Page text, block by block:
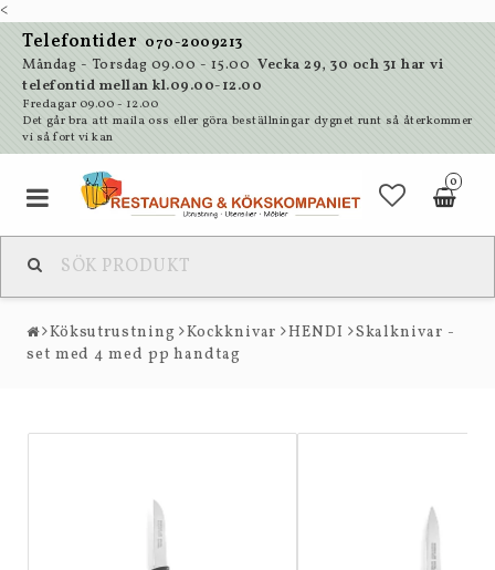
<
Telefontider 070-2009213
Måndag - Torsdag 09.00 - 15.00 Vecka 29, 30 och 31 har vi
telefontid mellan kl.09.00-12.00
Fredagar 09.00 - 12.00
Det går bra att maila oss eller göra beställningar dygnet runt så återkommer
vi så fort vi kan
0
Köksutrustning Kockknivar HENDI
Skalknivar -
set med 4 med pp handtag